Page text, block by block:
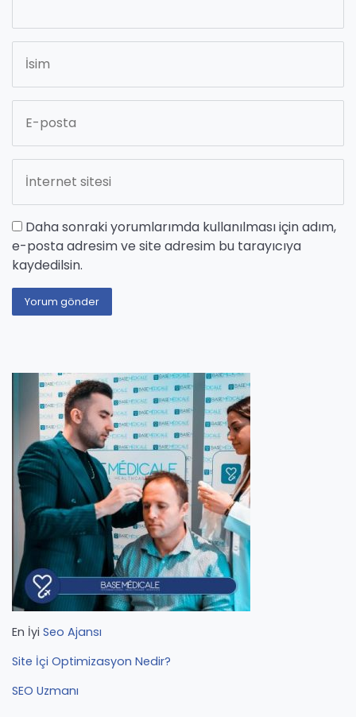
Daha sonraki yorumlarımda kullanılması için adım,
e-posta adresim ve site adresim bu tarayıcıya
kaydedilsin.
En İyi Seo Ajansı
Site İçi Optimizasyon Nedir?
SEO Uzmanı